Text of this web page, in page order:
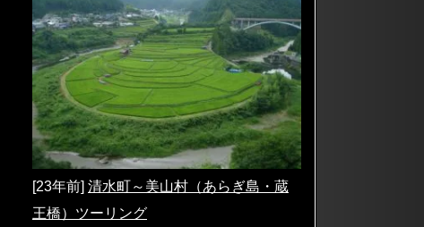
[23年前] 清水町～美山村（あらぎ島・蔵
王橋）ツーリング